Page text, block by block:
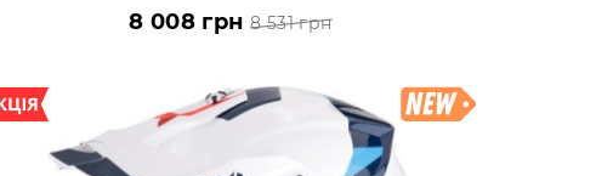
8 008 грн 8 531 грн